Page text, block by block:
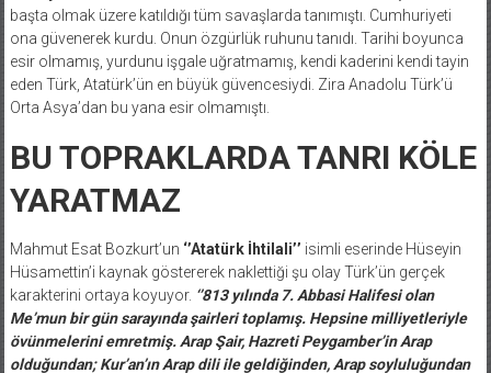
başta olmak üzere katıldığı tüm savaşlarda tanımıştı. Cumhuriyeti
ona güvenerek kurdu. Onun özgürlük ruhunu tanıdı. Tarihi boyunca
esir olmamış, yurdunu işgale uğratmamış, kendi kaderini kendi tayin
eden Türk, Atatürk’ün en büyük güvencesiydi. Zira Anadolu Türk’ü
Orta Asya’dan bu yana esir olmamıştı.
BU TOPRAKLARDA TANRI KÖLE
YARATMAZ
Mahmut Esat Bozkurt’un ‘’Atatürk İhtilali’’ isimli eserinde Hüseyin
Hüsamettin’i kaynak göstererek naklettiği şu olay Türk’ün gerçek
karakterini ortaya koyuyor. ‘’813 yılında 7. Abbasi Halifesi olan
Me’mun bir gün sarayında şairleri toplamış. Hepsine milliyetleriyle
övünmelerini emretmiş. Arap Şair, Hazreti Peygamber’in Arap
olduğundan; Kur’an’ın Arap dili ile geldiğinden, Arap soyluluğundan